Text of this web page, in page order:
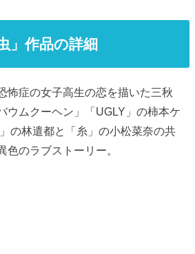
」作品の詳細
怖症の女子高生の恋を描いた三秋
ウムクーヘン」「UGLY」の柿本ケ
の林遣都と「糸」の小松菜奈の共
色のラブストーリー。